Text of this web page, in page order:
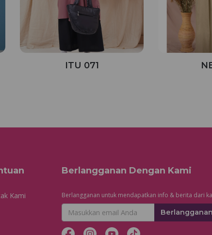
ITU 071
Kami
Berlangganan Dengan Kami
Berlangganan untuk mendapatkan info & berita dari
Berlangganan